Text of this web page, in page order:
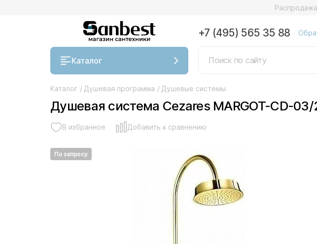
Распродажа
Каталог
+7 (495) 565 35 88
Каталог / Душевая программа / Душевые системы
Душевая система Cezares MARGOT-CD-03/
В избранное Добавить к сравнению
По запросу